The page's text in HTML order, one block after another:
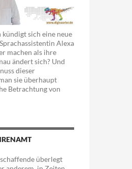
sich eine neue
Alexa
machen als ihre
ändert sich? Und
dieser
sie überhaupt
Betrachtung von
überlegt